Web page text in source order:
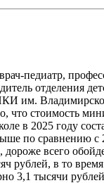
педиатр,
отделения
им.
что стоимость
в 2025 году
по сравнению с
всего
рублей, в то
3,1 тысячи